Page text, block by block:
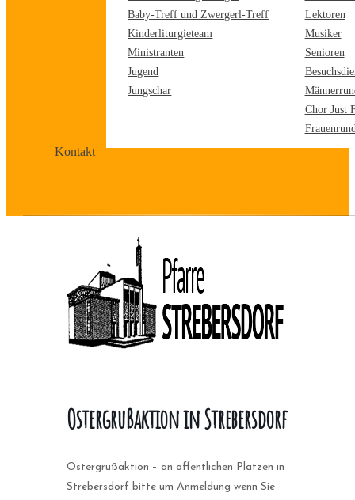
Baby-Treff und Zwergerl-Treff
Kinderliturgieteam
Ministranten
Jugend
Jungschar
Lektoren
Musiker
Senioren
Chor Just
Kontakt
Ostergrußaktion in Strebersdorf
Ostergrußaktion – an öffentlichen Plätzen in
Strebersdorf bitte um Anmeldung wenn Sie